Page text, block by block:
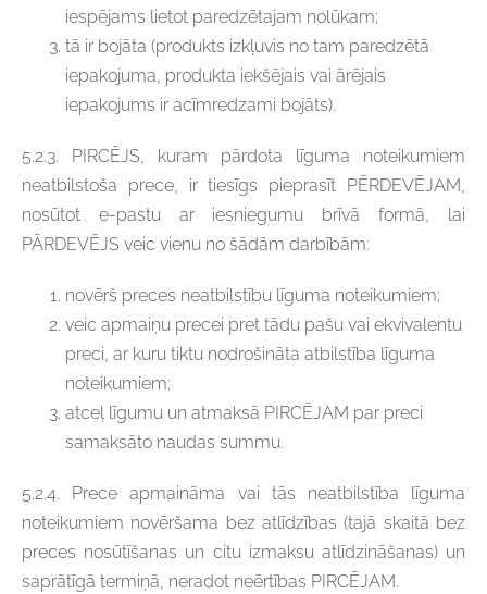
iespējams lietot paredzētajam nolūkam;
tā ir bojāta (produkts izkļuvis no tam paredzētā
iepakojuma, produkta iekšējais vai ārējais
iepakojums ir acīmredzami bojāts).
5.2.3. PIRCĒJS, kuram pārdota līguma noteikumiem
neatbilstoša prece, ir tiesīgs pieprasīt PĒRDEVĒJAM,
nosūtot e-pastu ar iesniegumu brīvā formā, lai
PĀRDEVĒJS veic vienu no šādām darbībām:
novērš preces neatbilstību līguma noteikumiem;
veic apmaiņu precei pret tādu pašu vai ekvivalentu
preci, ar kuru tiktu nodrošināta atbilstība līguma
noteikumiem;
atceļ līgumu un atmaksā PIRCĒJAM par preci
samaksāto naudas summu.
5.2.4. Prece apmaināma vai tās neatbilstība līguma
noteikumiem novēršama bez atlīdzības (tajā skaitā bez
preces nosūtīšanas un citu izmaksu atlīdzināšanas) un
saprātīgā termiņā, neradot neērtības PIRCĒJAM.